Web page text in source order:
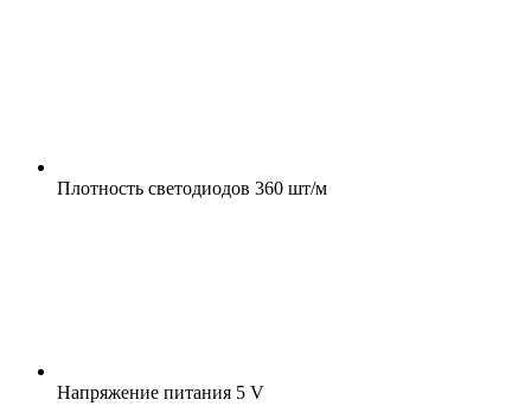
Плотность светодиодов 360 шт/м
Напряжение питания 5 V